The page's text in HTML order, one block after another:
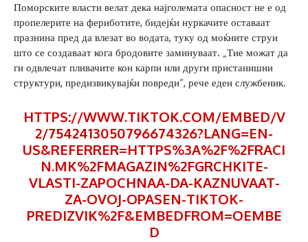
Поморските власти велат дека најголемата опасност не е од
пропелерите на фериботите, бидејќи нуркачите оставаат
празнина пред да влезат во водата, туку од моќните струи
што се создаваат кога бродовите заминуваат. „Тие можат да
ги одвлечат пливачите кон карпи или други пристанишни
структури, предизвикувајќи повреди“, рече еден службеник.
HTTPS://WWW.TIKTOK.COM/EMBED/V
2/7542413050796674326?LANG=EN-
US&REFERRER=HTTPS%3A%2F%2FRACI
N.MK%2FMAGAZIN%2FGRCHKITE-
VLASTI-ZAPOCHNAA-DA-KAZNUVAAT-
ZA-OVOJ-OPASEN-TIKTOK-
PREDIZVIK%2F&EMBEDFROM=OEMBE
D